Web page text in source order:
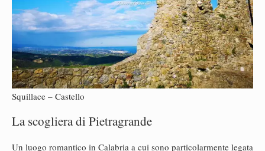
Squillace – Castello
La scogliera di Pietragrande
Un luogo romantico in Calabria a cui sono particolarmente legata